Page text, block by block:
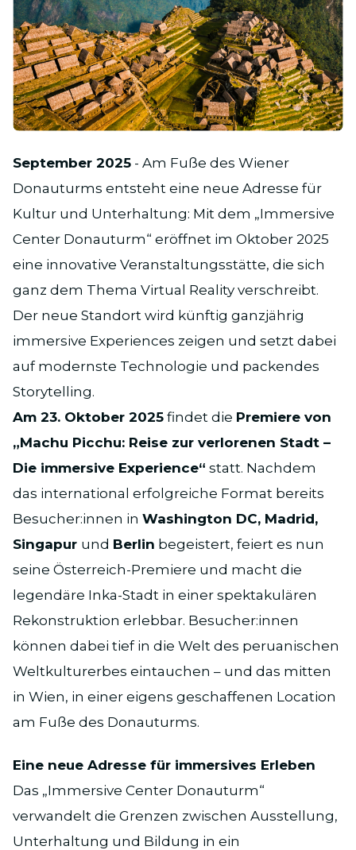
JPG
September 2025 - Am Fuße des Wiener
Donauturms entsteht eine neue Adresse für
Kultur und Unterhaltung: Mit dem „Immersive
Center Donauturm“ eröffnet im Oktober 2025
eine innovative Veranstaltungsstätte, die sich
ganz dem Thema Virtual Reality verschreibt.
Der neue Standort wird künftig ganzjährig
immersive Experiences zeigen und setzt dabei
auf modernste Technologie und packendes
Storytelling.
Am 23. Oktober 2025 findet die Premiere von
„Machu Picchu: Reise zur verlorenen Stadt –
Die immersive Experience“ statt. Nachdem
das international erfolgreiche Format bereits
Besucher:innen in Washington DC, Madrid,
Singapur und Berlin begeistert, feiert es nun
seine Österreich-Premiere und macht die
legendäre Inka-Stadt in einer spektakulären
Rekonstruktion erlebbar. Besucher:innen
können dabei tief in die Welt des peruanischen
Weltkulturerbes eintauchen – und das mitten
in Wien, in einer eigens geschaffenen Location
am Fuße des Donauturms.
Eine neue Adresse für immersives Erleben
Das „Immersive Center Donauturm“
verwandelt die Grenzen zwischen Ausstellung,
Unterhaltung und Bildung in ein